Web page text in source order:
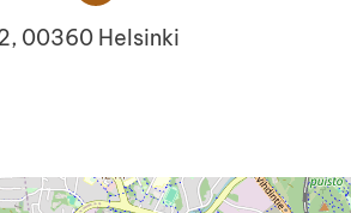
00360 Helsinki